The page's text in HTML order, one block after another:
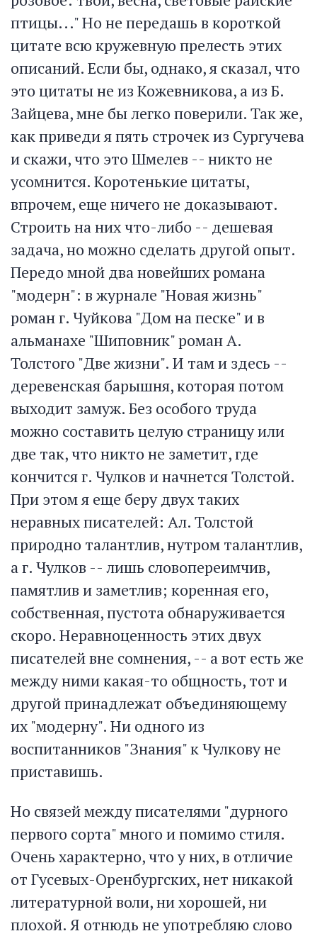
птицы..." Но не передашь в короткой
цитате всю кружевную прелесть этих
описаний. Если бы, однако, я сказал, что
это цитаты не из Кожевникова, а из Б.
Зайцева, мне бы легко поверили. Так же,
как приведи я пять строчек из Сургучева
и скажи, что это Шмелев -- никто не
усомнится. Коротенькие цитаты,
впрочем, еще ничего не доказывают.
Строить на них что-либо -- дешевая
задача, но можно сделать другой опыт.
Передо мной два новейших романа
"модерн": в журнале "Новая жизнь"
роман г. Чуйкова "Дом на песке" и в
альманахе "Шиповник" роман А.
Толстого "Две жизни". И там и здесь --
деревенская барышня, которая потом
выходит замуж. Без особого труда
можно составить целую страницу или
две так, что никто не заметит, где
кончится г. Чулков и начнется Толстой.
При этом я еще беру двух таких
неравных писателей: Ал. Толстой
природно талантлив, нутром талантлив,
а г. Чулков -- лишь словопереимчив,
памятлив и заметлив; коренная его,
собственная, пустота обнаруживается
скоро. Неравноценность этих двух
писателей вне сомнения, -- а вот есть же
между ними какая-то общность, тот и
другой принадлежат объединяющему
их "модерну". Ни одного из
воспитанников "Знания" к Чулкову не
приставишь.
Но связей между писателями "дурного
первого сорта" много и помимо стиля.
Очень характерно, что у них, в отличие
от Гусевых-Оренбургских, нет никакой
литературной воли, ни хорошей, ни
плохой. Я отнюдь не употребляю слово